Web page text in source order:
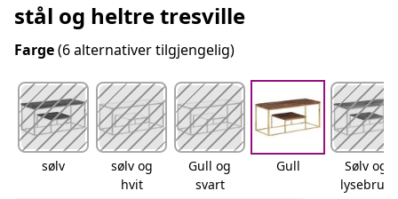
stål og heltre tresville
Farge(6 alternativer tilgjengelig)
sølv
sølv og
hvit
Gull og
svart
Gull
Sølv og
lysebrun